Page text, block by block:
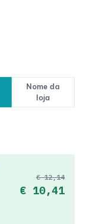
Nome da
loja
€ 12,14
€ 10,41